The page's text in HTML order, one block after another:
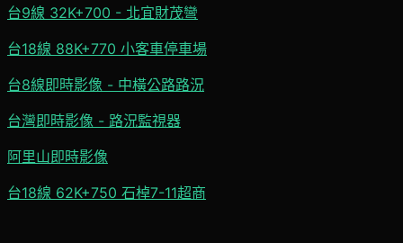
台9線 32K+700 - 北宜財茂彎
台18線 88K+770 小客車停車場
台8線即時影像 - 中橫公路路況
台灣即時影像 - 路況監視器
阿里山即時影像
台18線 62K+750 石棹7-11超商